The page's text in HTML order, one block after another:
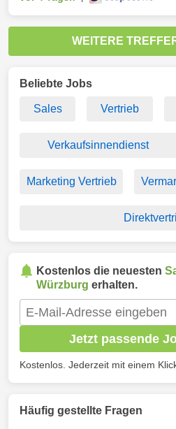
WEITERE
Beliebte Jobs
Sales Vertrieb
Verkaufsinnendienst
Marketing Vertrieb
Kostenlos die neuesten
Würzburg erhalten.
Jetzt passende
Kostenlos. Jederzeit mit einem
Häufig gestellte Fragen